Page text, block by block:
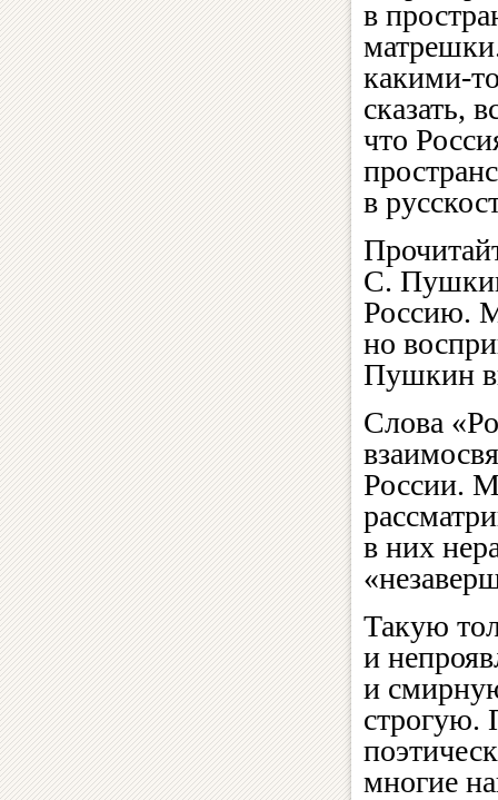
в
сказать,
что
в
C.
Россию.
но
Пушкин
Слова
России.
в них
Такую
и
и
строгую.
многие